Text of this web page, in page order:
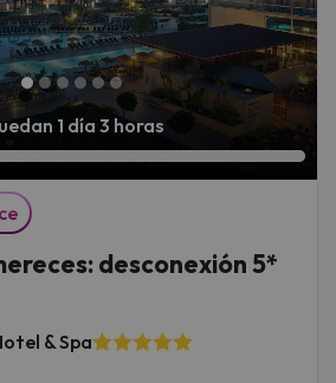
1 día 3 horas
desconexión 5*
& Spa